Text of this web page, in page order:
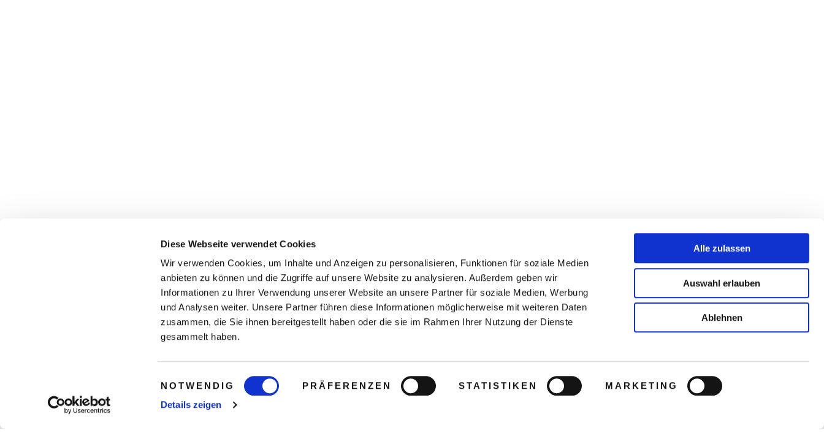
Diese Webseite verwendet Cookies
Wir verwenden Cookies, um Inhalte und Anzeigen zu personalisieren, Funktionen für soziale Medien
anbieten zu können und die Zugriffe auf unsere Website zu analysieren. Außerdem geben wir
Informationen zu Ihrer Verwendung unserer Website an unsere Partner für soziale Medien, Werbung
und Analysen weiter. Unsere Partner führen diese Informationen möglicherweise mit weiteren Daten
zusammen, die Sie ihnen bereitgestellt haben oder die sie im Rahmen Ihrer Nutzung der Dienste
gesammelt haben.
Einwilligungsauswahl
NOTWENDIG PRÄFERENZEN STATISTIKEN
MARKETING
Details zeigen
Alle zulassen
Auswahl erlauben
Ablehnen